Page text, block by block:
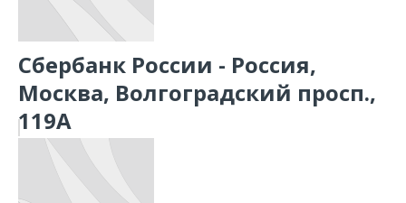
Сбербанк России - Россия,
Москва, Волгоградский просп.,
119А